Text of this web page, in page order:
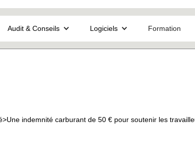
Audit & Conseils Logiciels Formation
>Une indemnité carburant de 50 € pour soutenir les